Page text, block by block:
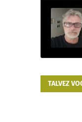
TALVEZ